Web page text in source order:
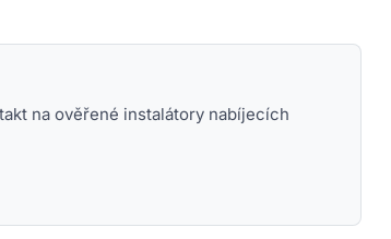
na ověřené instalátory nabíjecích